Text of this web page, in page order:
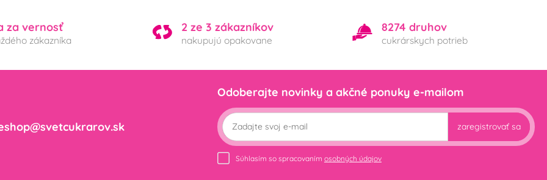
za vernosť
zákazníka
2 ze 3 zákazníkov
nakupujú opakovane
8274 druhov
cukrárskych potrieb
Odoberajte novinky a akčné ponuky e-mailom
zaregistrovať sa
Súhlasím so spracovaním osobných údajov